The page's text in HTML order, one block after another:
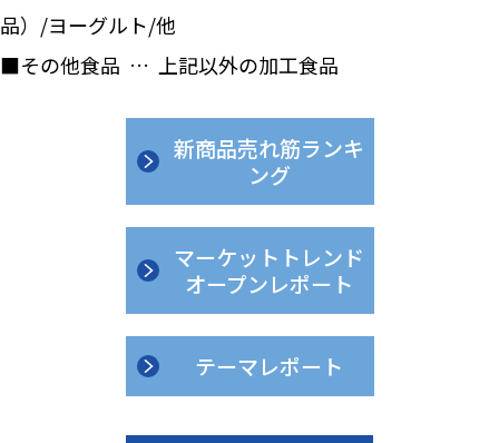
品）/ヨーグルト/他
■その他食品 … 上記以外の加工食品
新商品売れ筋ランキ
ング
マーケットトレンド
オープンレポート
テーマレポート